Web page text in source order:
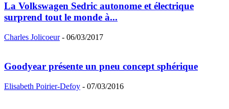
La Volkswagen Sedric autonome et électrique
surprend tout le monde à...
Charles Jolicoeur - 06/03/2017
Goodyear présente un pneu concept sphérique
Elisabeth Poirier-Defoy - 07/03/2016